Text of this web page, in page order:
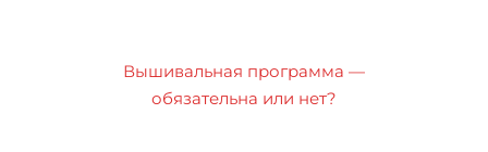
Вышивальная программа —
обязательна или нет?